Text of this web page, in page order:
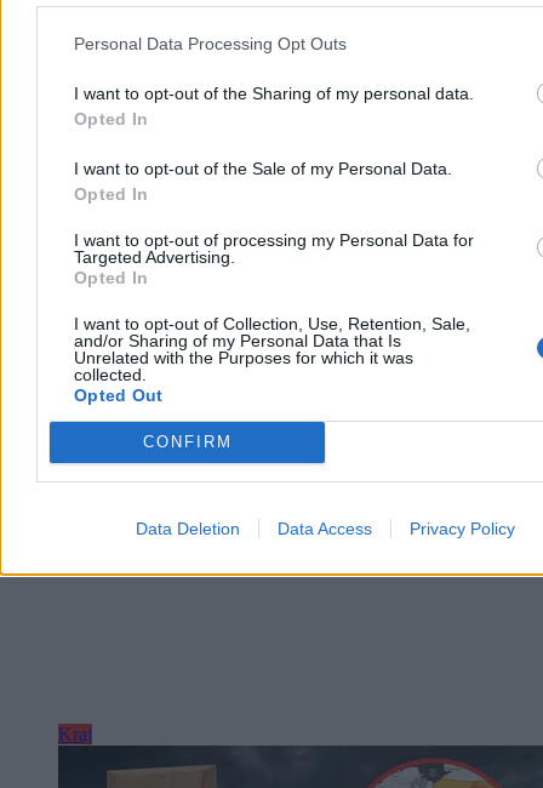
Personal Data Processing Opt Outs
I want to opt-out of the Sharing of my personal data.
Opted In
I want to opt-out of the Sale of my Personal Data.
Opted In
I want to opt-out of processing my Personal Data for
Targeted Advertising.
Opted In
I want to opt-out of Collection, Use, Retention, Sale,
and/or Sharing of my Personal Data that Is
Unrelated with the Purposes for which it was
collected.
Opted Out
CONFIRM
Data Deletion Data Access Privacy Policy
Pierwszy rok prezydentury Karola Nawrockiego.
Czy po roku urzędowania można już powiedzieć, jakim
Chwedoruka tak, choć – jak podkreśla – najważniejsze polityczne
egzaminy dopiero przed nim. W rozmowie z Zero.pl politolog
ocenia pierwszy rok prezydentury, wskazuje jej najmocniejsze i
najsłabsze momenty oraz kreśli scenariusze na kolejne lata.
Bartosz Michalski
Dzisiaj 09:49
Reklama
Kraj